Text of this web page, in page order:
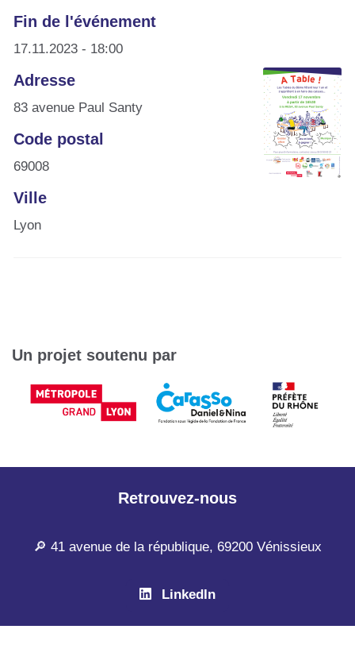
Fin de l'événement
17.11.2023 - 18:00
Adresse
83 avenue Paul Santy
Code postal
69008
Ville
Lyon
Un projet soutenu par
Retrouvez-nous
🔎 41 avenue de la république, 69200 Vénissieux
LinkedIn